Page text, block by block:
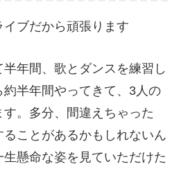
ブだから頑張ります
年間、歌とダンスを練習し
半年間やってきて、3人の
。多分、間違えちゃった
ることがあるかもしれないん
懸命な姿を見ていただけた